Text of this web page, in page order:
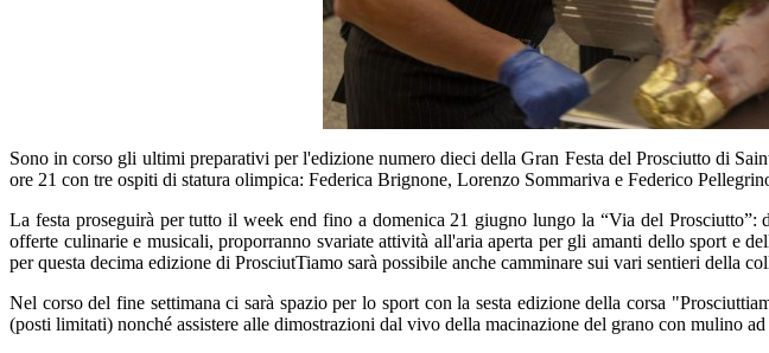
Sono in corso gli ultimi preparativi per l'edizione numero dieci della Gran Festa del Prosciutto di
ore 21 con tre ospiti di statura olimpica: Federica Brignone, Lorenzo Sommariva e Federico
La festa proseguirà per tutto il week end fino a domenica 21 giugno lungo la “Via del
offerte culinarie e musicali, proporranno svariate attività all'aria aperta per gli amanti dello sport e
per questa decima edizione di ProsciutTiamo sarà possibile anche camminare sui vari sentieri della
Nel corso del fine settimana ci sarà spazio per lo sport con la sesta edizione della corsa
(posti limitati) nonché assistere alle dimostrazioni dal vivo della macinazione del grano con mulino